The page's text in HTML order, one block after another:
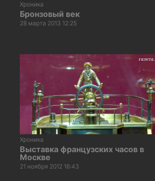
Хроника
Бронзовый век
28 марта 2013 12:25
Хроника
Выставка французских часов в
Москве
21 ноября 2012 16:43